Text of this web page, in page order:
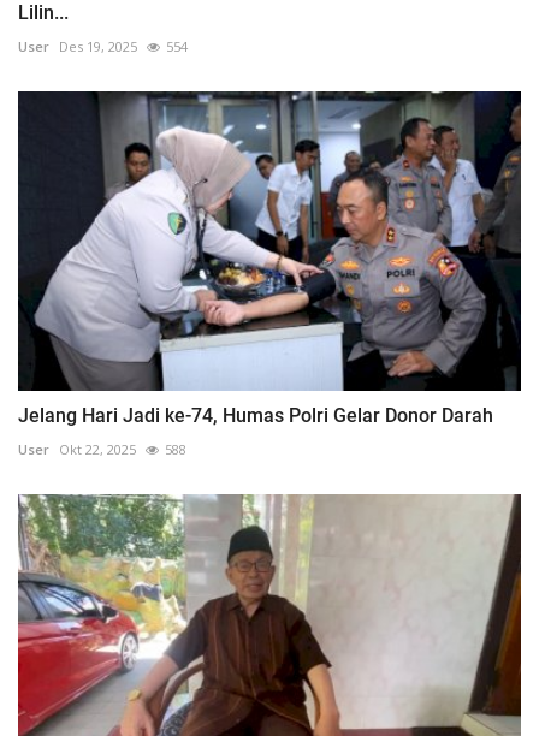
Lilin...
User Des 19, 2025 554
Jelang Hari Jadi ke-74, Humas Polri Gelar Donor Darah
User Okt 22, 2025 588